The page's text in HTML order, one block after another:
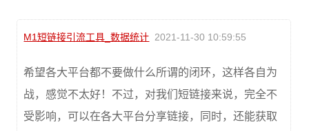
M1短链接引流工具_数据统计 2021-11-30 10:59:55
希望各大平台都不要做什么所谓的闭环，这样各自为
战，感觉不太好！不过，对我们短链接来说，完全不
受影响，可以在各大平台分享链接，同时，还能获取